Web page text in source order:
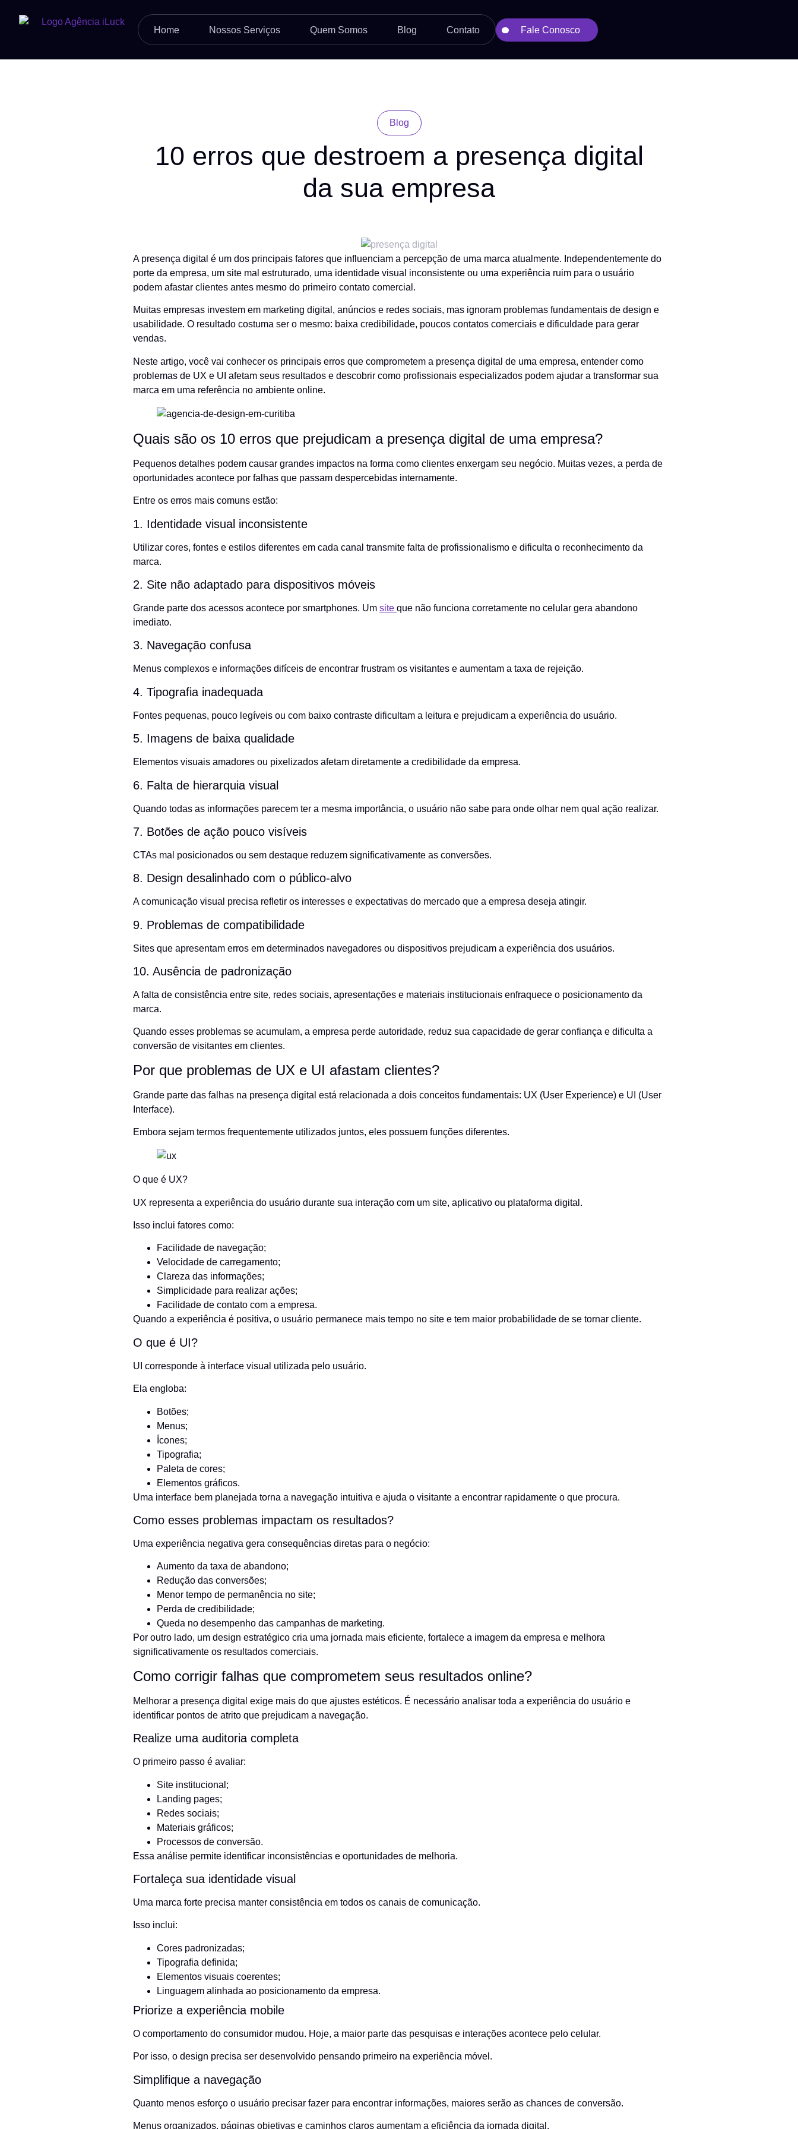
Home Nossos Serviços Quem Somos Blog Contato Fale Conosco
Blog
10 erros que destroem a presença digital
da sua empresa
A presença digital é um dos principais fatores que influenciam a percepção de uma marca atualmente. Independentemente do
porte da empresa, um site mal estruturado, uma identidade visual inconsistente ou uma experiência ruim para o usuário
podem afastar clientes antes mesmo do primeiro contato comercial.
Muitas empresas investem em marketing digital, anúncios e redes sociais, mas ignoram problemas fundamentais de design e
usabilidade. O resultado costuma ser o mesmo: baixa credibilidade, poucos contatos comerciais e dificuldade para gerar
vendas.
Neste artigo, você vai conhecer os principais erros que comprometem a presença digital de uma empresa, entender como
problemas de UX e UI afetam seus resultados e descobrir como profissionais especializados podem ajudar a transformar sua
marca em uma referência no ambiente online.
Quais são os 10 erros que prejudicam a presença digital de uma empresa?
Pequenos detalhes podem causar grandes impactos na forma como clientes enxergam seu negócio. Muitas vezes, a perda de
oportunidades acontece por falhas que passam despercebidas internamente.
Entre os erros mais comuns estão:
1. Identidade visual inconsistente
Utilizar cores, fontes e estilos diferentes em cada canal transmite falta de profissionalismo e dificulta o reconhecimento da
marca.
2. Site não adaptado para dispositivos móveis
Grande parte dos acessos acontece por smartphones. Um site que não funciona corretamente no celular gera abandono
imediato.
3. Navegação confusa
Menus complexos e informações difíceis de encontrar frustram os visitantes e aumentam a taxa de rejeição.
4. Tipografia inadequada
Fontes pequenas, pouco legíveis ou com baixo contraste dificultam a leitura e prejudicam a experiência do usuário.
5. Imagens de baixa qualidade
Elementos visuais amadores ou pixelizados afetam diretamente a credibilidade da empresa.
6. Falta de hierarquia visual
Quando todas as informações parecem ter a mesma importância, o usuário não sabe para onde olhar nem qual ação realizar.
7. Botões de ação pouco visíveis
CTAs mal posicionados ou sem destaque reduzem significativamente as conversões.
8. Design desalinhado com o público-alvo
A comunicação visual precisa refletir os interesses e expectativas do mercado que a empresa deseja atingir.
9. Problemas de compatibilidade
Sites que apresentam erros em determinados navegadores ou dispositivos prejudicam a experiência dos usuários.
10. Ausência de padronização
A falta de consistência entre site, redes sociais, apresentações e materiais institucionais enfraquece o posicionamento da
marca.
Quando esses problemas se acumulam, a empresa perde autoridade, reduz sua capacidade de gerar confiança e dificulta a
conversão de visitantes em clientes.
Por que problemas de UX e UI afastam clientes?
Grande parte das falhas na presença digital está relacionada a dois conceitos fundamentais: UX (User Experience) e UI (User
Interface).
Embora sejam termos frequentemente utilizados juntos, eles possuem funções diferentes.
O que é UX?
UX representa a experiência do usuário durante sua interação com um site, aplicativo ou plataforma digital.
Isso inclui fatores como:
Facilidade de navegação;
Velocidade de carregamento;
Clareza das informações;
Simplicidade para realizar ações;
Facilidade de contato com a empresa.
Quando a experiência é positiva, o usuário permanece mais tempo no site e tem maior probabilidade de se tornar cliente.
O que é UI?
UI corresponde à interface visual utilizada pelo usuário.
Ela engloba:
Botões;
Menus;
Ícones;
Tipografia;
Paleta de cores;
Elementos gráficos.
Uma interface bem planejada torna a navegação intuitiva e ajuda o visitante a encontrar rapidamente o que procura.
Como esses problemas impactam os resultados?
Uma experiência negativa gera consequências diretas para o negócio:
Aumento da taxa de abandono;
Redução das conversões;
Menor tempo de permanência no site;
Perda de credibilidade;
Queda no desempenho das campanhas de marketing.
Por outro lado, um design estratégico cria uma jornada mais eficiente, fortalece a imagem da empresa e melhora
significativamente os resultados comerciais.
Como corrigir falhas que comprometem seus resultados online?
Melhorar a presença digital exige mais do que ajustes estéticos. É necessário analisar toda a experiência do usuário e
identificar pontos de atrito que prejudicam a navegação.
Realize uma auditoria completa
O primeiro passo é avaliar:
Site institucional;
Landing pages;
Redes sociais;
Materiais gráficos;
Processos de conversão.
Essa análise permite identificar inconsistências e oportunidades de melhoria.
Fortaleça sua identidade visual
Uma marca forte precisa manter consistência em todos os canais de comunicação.
Isso inclui:
Cores padronizadas;
Tipografia definida;
Elementos visuais coerentes;
Linguagem alinhada ao posicionamento da empresa.
Priorize a experiência mobile
O comportamento do consumidor mudou. Hoje, a maior parte das pesquisas e interações acontece pelo celular.
Por isso, o design precisa ser desenvolvido pensando primeiro na experiência móvel.
Simplifique a navegação
Quanto menos esforço o usuário precisar fazer para encontrar informações, maiores serão as chances de conversão.
Menus organizados, páginas objetivas e caminhos claros aumentam a eficiência da jornada digital.